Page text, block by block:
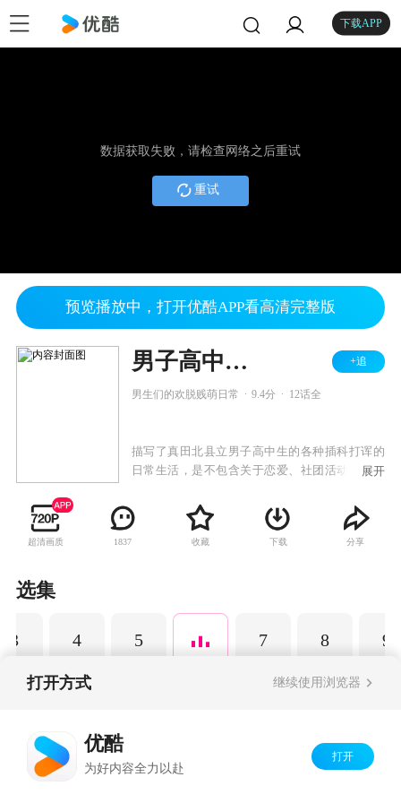
下载APP
数据获取失败，请检查网络之后重试
重试
预览播放中，打开优酷APP看高清完整版
男子高中生的日常 +追
男生们的欢脱贱萌日常 9.4分 12话全
描写了真田北县立男子高中生的各种插科打诨的
日常生活，是不包含关于恋爱、社团活动及其他
冷笑话满载，单行本现已的发售四卷。
展开
超清画质 1837 收藏 下载 分享
选集
3 4 5 7 8 9
打开方式 继续使用浏览器
优酷
为好内容全力以赴
打开